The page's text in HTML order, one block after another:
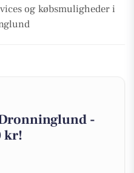
og købsmuligheder i
-
kr!